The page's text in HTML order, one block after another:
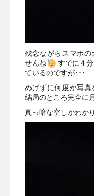
残念ながらスマホの
せんね
すでに４
ているのですが･･･
めげずに何度か写真
結局のところ完全に
真っ暗な空しかわか